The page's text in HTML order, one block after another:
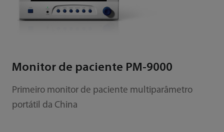
Monitor de paciente PM-9000
Primeiro monitor de paciente multiparâmetro
portátil da China